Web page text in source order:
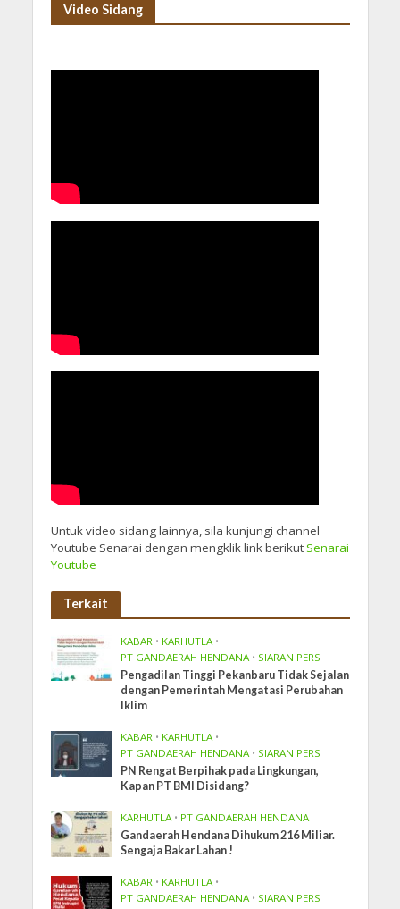
Video Sidang
Untuk video sidang lainnya, sila kunjungi channel
Youtube Senarai dengan mengklik link berikutSenarai
Youtube
Terkait
KABAR • KARHUTLA •
PT GANDAERAH HENDANA • SIARAN PERS
Pengadilan Tinggi Pekanbaru Tidak Sejalan
dengan Pemerintah Mengatasi Perubahan
Iklim
KABAR • KARHUTLA •
PT GANDAERAH HENDANA • SIARAN PERS
PN Rengat Berpihak pada Lingkungan,
Kapan PT BMI Disidang?
KARHUTLA • PT GANDAERAH HENDANA
Gandaerah Hendana Dihukum 216 Miliar.
Sengaja Bakar Lahan !
KABAR • KARHUTLA •
PT GANDAERAH HENDANA • SIARAN PERS